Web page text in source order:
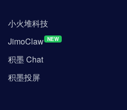
小火堆科技
JimoClaw NEW
积墨 Chat
积墨投屏